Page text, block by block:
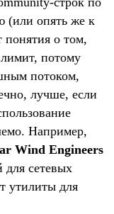
(или опять же к
понятия о том,
потому
потоком,
лучше, если
Например,
Wind Engineers
сетевых
утилиты для